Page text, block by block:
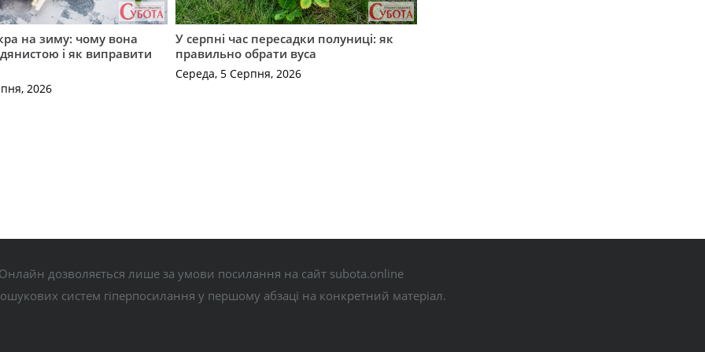
на зиму: чому вона
і як виправити
2026
У серпні час пересадки полуниці: як
правильно обрати вуса
Середа, 5 Серпня, 2026
дозволяється лише за умови посилання на сайт subota.online
систем гіперпосилання у першому абзаці на конкретний матеріал.